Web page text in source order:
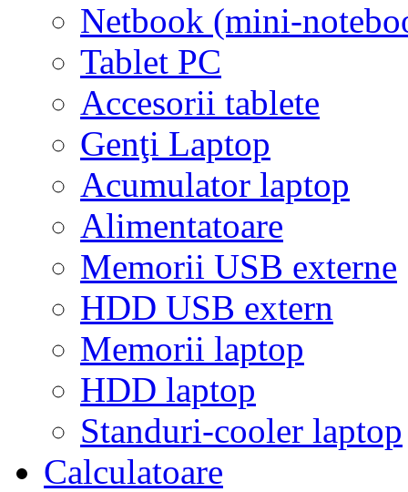
Netbook (mini-
Tablet PC
Accesorii tablete
Genţi Laptop
Acumulator laptop
Alimentatoare
Memorii USB externe
HDD USB extern
Memorii laptop
HDD laptop
Standuri-cooler laptop
Calculatoare